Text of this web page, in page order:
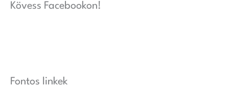
Kövess Facebookon!
Fontos linkek